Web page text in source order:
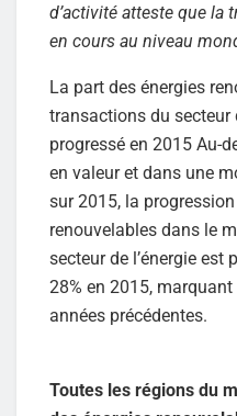
d’activité atteste que la
en cours au niveau
La part des énergies
transactions du secteur
progressé en 2015 Au-
en valeur et dans une
sur 2015, la
renouvelables dans le
secteur de l’énergie est
28% en 2015,
années précédentes.
Toutes les régions du